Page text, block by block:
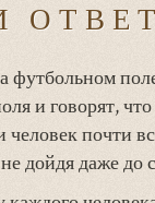
футбольном
и говорят,
почти
дойдя даже до